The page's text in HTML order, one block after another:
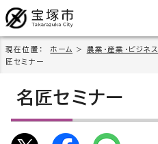
現在位置： ホーム > 農業・産業・ビジネス
匠セミナー
名匠セミナー